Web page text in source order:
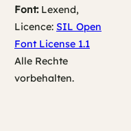
Font:Lexend,
Licence: SIL Open
Font License 1.1
Alle Rechte
vorbehalten.